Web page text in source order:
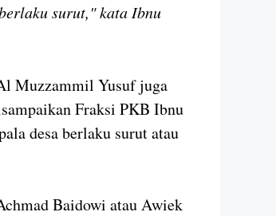
surut," kata Ibnu
Muzzammil Yusuf juga
Fraksi PKB Ibnu
desa berlaku surut atau
Baidowi atau Awiek